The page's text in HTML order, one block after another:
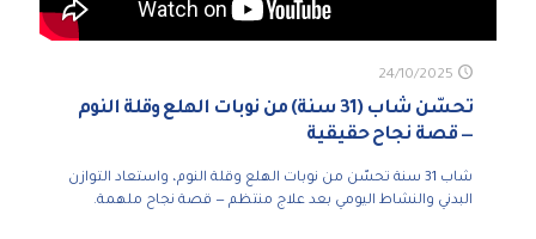
24/10/2025
تحسّن شاب (31 سنة) من نوبات الهلع وقلة النوم
— قصة نجاح حقيقية
شاب 31 سنة تحسّن من نوبات الهلع وقلة النوم، واستعاد التوازن
البدني والنشاط اليومي بعد علاج منتظم — قصة نجاح ملهمة.